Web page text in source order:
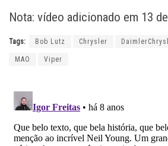
Nota: vídeo adicionado em 13
Tags: Bob Lutz Chrysler
MAO Viper